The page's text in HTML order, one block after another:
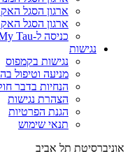
ארגון הסגל
ארגון הסגל
כניסה ל-My Tau
נגישות
נגישות בקמפוס
מניעה וטיפול
הנחיות בדבר
הצהרת נגישות
הגנת הפרטיות
תנאי שימוש
אוניברסיטת תל אביב